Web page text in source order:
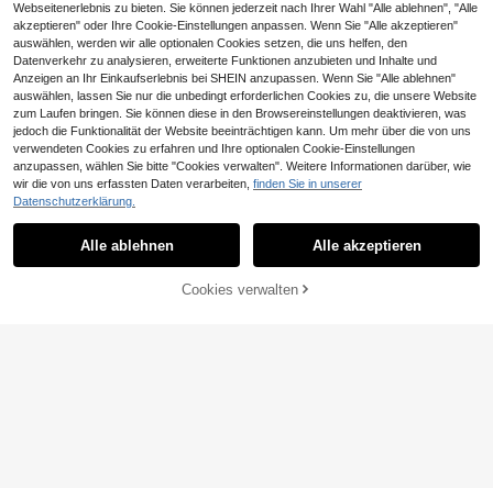
ZUM WARENKORB HINZUFÜGEN
Webseitenerlebnis zu bieten. Sie können jederzeit nach Ihrer Wahl "Alle ablehnen", "Alle
akzeptieren" oder Ihre Cookie-Einstellungen anpassen. Wenn Sie "Alle akzeptieren"
auswählen, werden wir alle optionalen Cookies setzen, die uns helfen, den
Datenverkehr zu analysieren, erweiterte Funktionen anzubieten und Inhalte und
Anzeigen an Ihr Einkaufserlebnis bei SHEIN anzupassen. Wenn Sie "Alle ablehnen"
auswählen, lassen Sie nur die unbedingt erforderlichen Cookies zu, die unsere Website
zum Laufen bringen. Sie können diese in den Browsereinstellungen deaktivieren, was
jedoch die Funktionalität der Website beeinträchtigen kann. Um mehr über die von uns
verwendeten Cookies zu erfahren und Ihre optionalen Cookie-Einstellungen
anzupassen, wählen Sie bitte "Cookies verwalten". Weitere Informationen darüber, wie
wir die von uns erfassten Daten verarbeiten, finden Sie in unserer
Datenschutzerklärung.
Alle ablehnen Alle akzeptieren
Cookies verwalten